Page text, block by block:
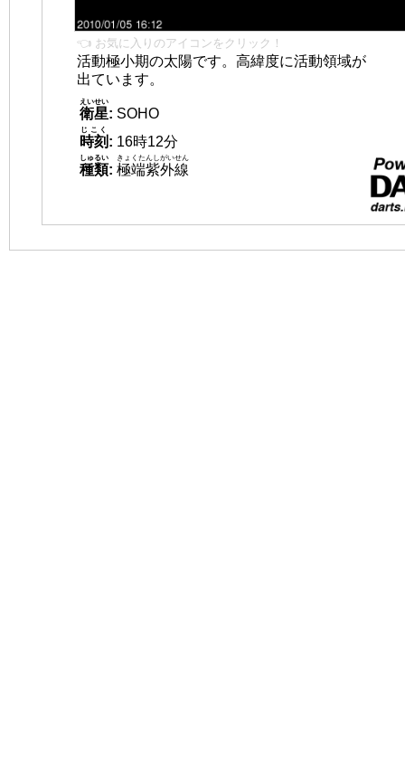
👈 お気に入りのアイコンをクリック！
活動極小期の太陽です。高緯度に活動領域が
出ています。
衛星
えいせい
: SOHO
時刻
じこく
: 16時12分
種類
しゅるい
: 極端紫外線
きょくたんしがいせん